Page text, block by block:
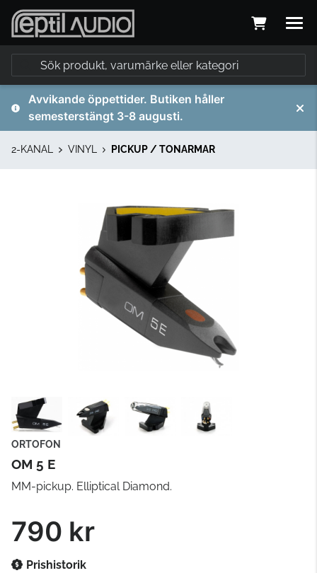
Avvikande öppettider. Butiken håller
semesterstängt 3-8 augusti.
2-KANAL VINYL PICKUP / TONARMAR
ORTOFON
OM 5 E
MM-pickup. Elliptical Diamond.
790 kr
Prishistorik